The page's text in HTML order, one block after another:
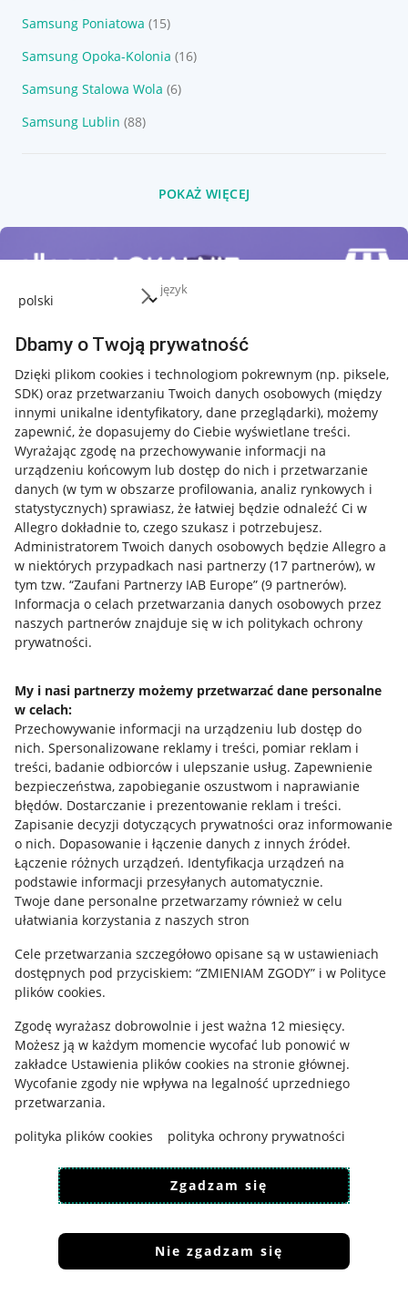
język
Dbamy o Twoją prywatność
Dzięki plikom cookies i technologiom pokrewnym (np. piksele,
SDK) oraz przetwarzaniu Twoich danych osobowych (między
innymi unikalne identyfikatory, dane przeglądarki), możemy
zapewnić, że dopasujemy do Ciebie wyświetlane treści.
Wyrażając zgodę na przechowywanie informacji na
urządzeniu końcowym lub dostęp do nich i przetwarzanie
danych (w tym w obszarze profilowania, analiz rynkowych i
statystycznych) sprawiasz, że łatwiej będzie odnaleźć Ci w
Allegro dokładnie to, czego szukasz i potrzebujesz.
Administratorem Twoich danych osobowych będzie Allegro a
w niektórych przypadkach nasi partnerzy (17 partnerów), w
tym tzw. “Zaufani Partnerzy IAB Europe” (9 partnerów).
Informacja o celach przetwarzania danych osobowych przez
naszych partnerów znajduje się w ich politykach ochrony
prywatności.
My i nasi partnerzy możemy przetwarzać dane personalne
w celach:
Przechowywanie informacji na urządzeniu lub dostęp do
nich. Spersonalizowane reklamy i treści, pomiar reklam i
treści, badanie odbiorców i ulepszanie usług. Zapewnienie
bezpieczeństwa, zapobieganie oszustwom i naprawianie
błędów. Dostarczanie i prezentowanie reklam i treści.
Zapisanie decyzji dotyczących prywatności oraz informowanie
o nich. Dopasowanie i łączenie danych z innych źródeł.
Łączenie różnych urządzeń. Identyfikacja urządzeń na
podstawie informacji przesyłanych automatycznie.
Twoje dane personalne przetwarzamy również w celu
ułatwiania korzystania z naszych stron
Cele przetwarzania szczegółowo opisane są w ustawieniach
dostępnych pod przyciskiem: “ZMIENIAM ZGODY” i w Polityce
plików cookies.
Zgodę wyrażasz dobrowolnie i jest ważna 12 miesięcy.
Możesz ją w każdym momencie wycofać lub ponowić w
zakładce Ustawienia plików cookies na stronie głównej.
Wycofanie zgody nie wpływa na legalność uprzedniego
przetwarzania.
polityka plików cookies
polityka ochrony prywatności
Zgadzam się
Nie zgadzam się
Samsung Poniatowa (15)
Samsung Opoka-Kolonia (16)
Samsung Stalowa Wola (6)
Samsung Lublin (88)
POKAŻ WIĘCEJ
Przydatne informacje
Jak to działa
Allegro Gadane dla sprzedających
Allegro Gadane dla kupujących
Mapa miejscowości
Informacje prawne
Regulamin
Polityka plików "cookies"
Ustawienia plików "cookies"
Udostępnianie lokalizacji
Informacje dla Aktu o Usługach Cyfrowych
Pobierz aplikację
Korzystanie z serwisu oznacza akceptacjęregulaminu